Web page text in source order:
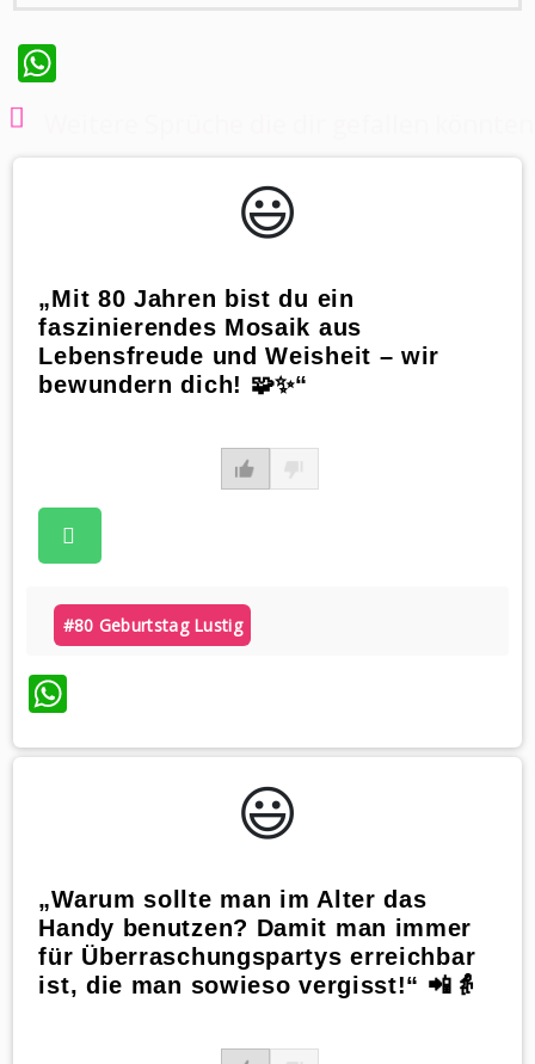
😃️
„Mit 80 Jahren bist du ein
faszinierendes Mosaik aus
Lebensfreude und Weisheit – wir
bewundern dich! 🧩✨“
#80 Geburtstag Lustig
WhatsApp
😃️
„Warum sollte man im Alter das
Handy benutzen? Damit man immer
für Überraschungspartys erreichbar
ist, die man sowieso vergisst!“ 📲👵